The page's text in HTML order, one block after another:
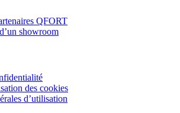
QFORT
showroom
des cookies
d’utilisation